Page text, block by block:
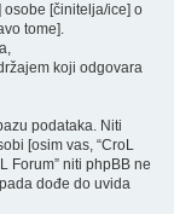
osobe [činitelja/ice] o
tome].
koji odgovara
podataka. Niti
[osim vas, “CroL
Forum” niti phpBB ne
dođe do uvida